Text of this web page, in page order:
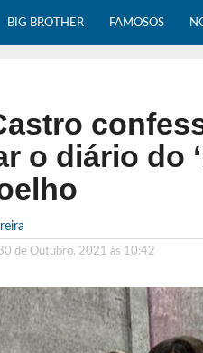
BIG BROTHER FAMOSOS
o diário do
de Outubro, 2021 às 10:42